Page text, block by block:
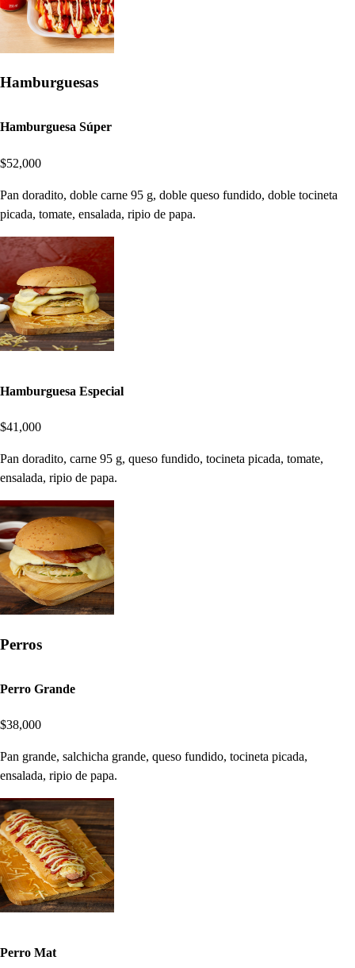
Hamburguesas
Hamburguesa Súper
$52,000
Pan doradito, doble carne 95 g, doble queso fundido, doble tocineta
picada, tomate, ensalada, ripio de papa.
Hamburguesa Especial
$41,000
Pan doradito, carne 95 g, queso fundido, tocineta picada, tomate,
ensalada, ripio de papa.
Perros
Perro Grande
$38,000
Pan grande, salchicha grande, queso fundido, tocineta picada,
ensalada, ripio de papa.
Perro Mat